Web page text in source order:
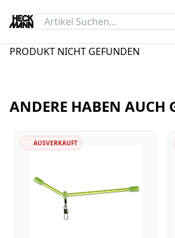
PRODUKT NICHT GEFUNDEN
ANDERE HABEN AUCH
AUSVERKAUFT